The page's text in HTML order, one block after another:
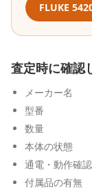
FLUKE
査定時に確認
メーカー名
型番
数量
本体の状態
通電・動作確
付属品の有無